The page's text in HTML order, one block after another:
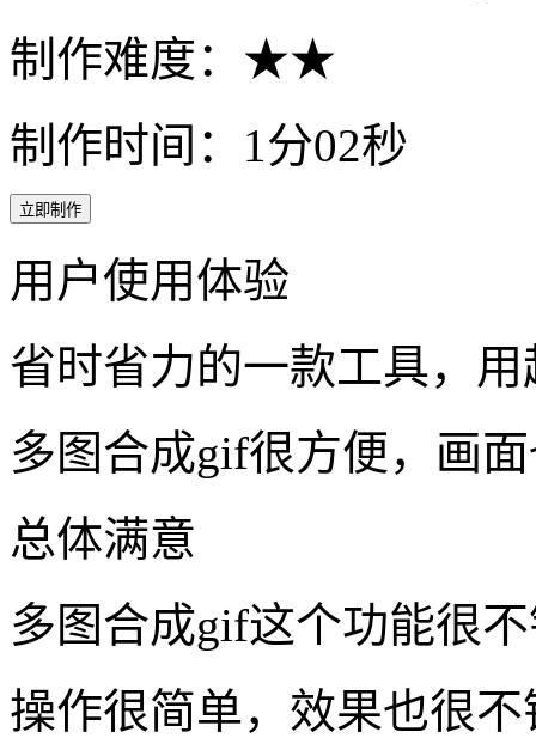
制作难度：★★
制作时间：1分02秒
立即制作
用户使用体验
省时省力的一款工具，
多图合成gif很方便，画
总体满意
多图合成gif这个功能很
操作很简单，效果也很不